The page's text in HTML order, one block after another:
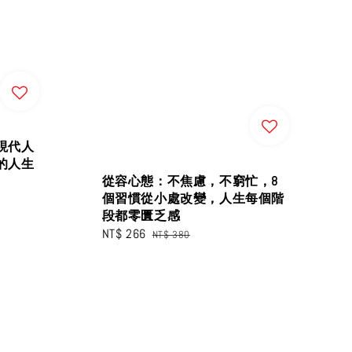
代人
人生
從容心態：不焦慮，不窮忙，8
個習慣從小處改變，人生每個階
段都零匱乏感
Sale
NT$ 266 Regular
NT$ 380